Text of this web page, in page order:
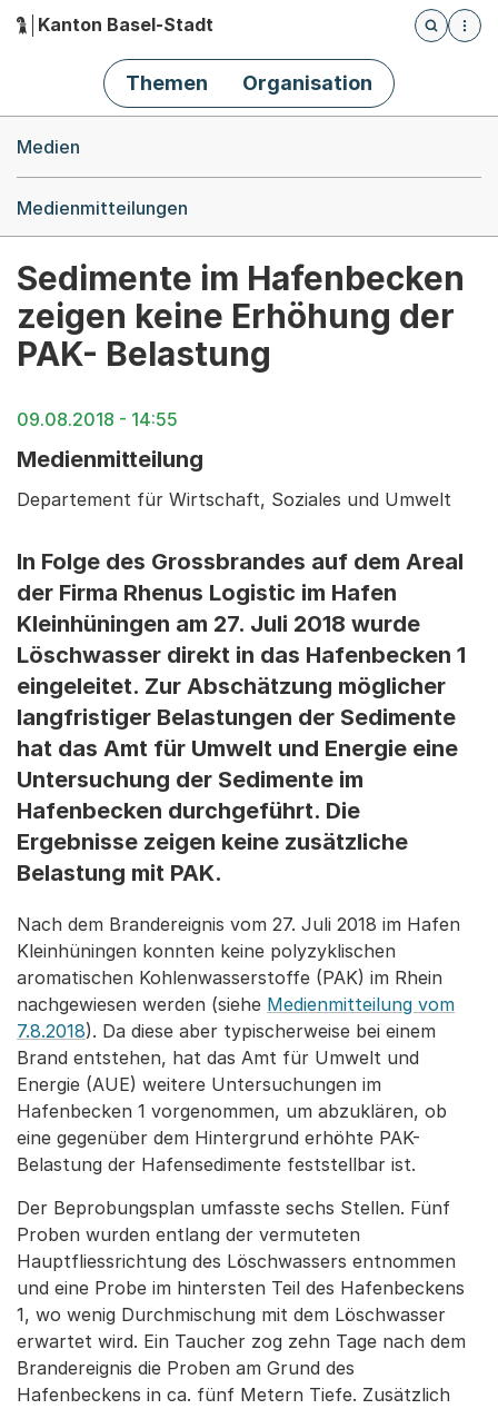
Hauptnavigation
Kanton Basel-Stadt
Öffnet
Themen Organisation
Medien
Medienmitteilungen
Sedimente im Hafenbecken
zeigen keine Erhöhung der
PAK- Belastung
09.08.2018 - 14:55
Medienmitteilung
Departement für Wirtschaft, Soziales und Umwelt
In Folge des Grossbrandes auf dem Areal
der Firma Rhenus Logistic im Hafen
Kleinhüningen am 27. Juli 2018 wurde
Löschwasser direkt in das Hafenbecken 1
eingeleitet. Zur Abschätzung möglicher
langfristiger Belastungen der Sedimente
hat das Amt für Umwelt und Energie eine
Untersuchung der Sedimente im
Hafenbecken durchgeführt. Die
Ergebnisse zeigen keine zusätzliche
Belastung mit PAK.
Nach dem Brandereignis vom 27. Juli 2018 im Hafen
Kleinhüningen konnten keine polyzyklischen
aromatischen Kohlenwasserstoffe (PAK) im Rhein
nachgewiesen werden (siehe Medienmitteilung vom
7.8.2018). Da diese aber typischerweise bei einem
Brand entstehen, hat das Amt für Umwelt und
Energie (AUE) weitere Untersuchungen im
Hafenbecken 1 vorgenommen, um abzuklären, ob
eine gegenüber dem Hintergrund erhöhte PAK-
Belastung der Hafensedimente feststellbar ist.
Der Beprobungsplan umfasste sechs Stellen. Fünf
Proben wurden entlang der vermuteten
Hauptfliessrichtung des Löschwassers entnommen
und eine Probe im hintersten Teil des Hafenbeckens
1, wo wenig Durchmischung mit dem Löschwasser
erwartet wird. Ein Taucher zog zehn Tage nach dem
Brandereignis die Proben am Grund des
Hafenbeckens in ca. fünf Metern Tiefe. Zusätzlich